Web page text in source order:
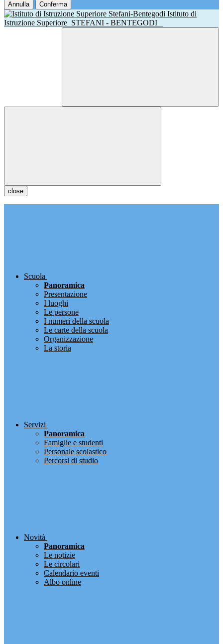
Annulla Conferma
Istituto di
Istruzione Superiore STEFANI - BENTEGODI
close
Scuola
Panoramica
Presentazione
I luoghi
Le persone
I numeri della scuola
Le carte della scuola
Organizzazione
La storia
Servizi
Panoramica
Famiglie e studenti
Personale scolastico
Percorsi di studio
Novità
Panoramica
Le notizie
Le circolari
Calendario eventi
Albo online